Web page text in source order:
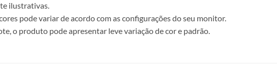
ilustrativas.
pode variar de acordo com as configurações do seu monitor.
o produto pode apresentar leve variação de cor e padrão.